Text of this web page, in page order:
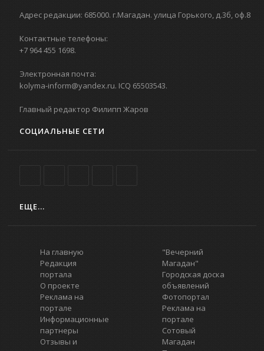
Адрес редакции: 685000. г.Магадан. улица Горького, д.3б, оф.8
Контактные телефоны:
+7 964 455 1698.
Электронная почта:
kolyma-inform@yandex.ru. ICQ 65503543.
Главный редактор Филипп Жаров
СОЦИАЛЬНЫЕ СЕТИ
ЕЩЕ...
На главную
Редакция
портала
О проекте
Реклама на
портале
Информационные
партнеры
Отзывы и
"Вечерний
Магадан"
Городская доска
объявлений
Фотопортал
Реклама на
портале
Сотовый
Магадан